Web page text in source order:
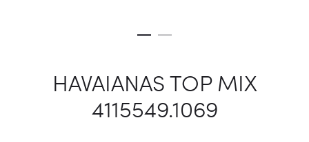
HAVAIANAS TOP MIX
4115549.1069